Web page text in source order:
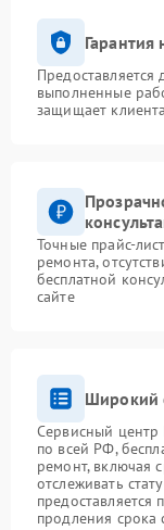
Гарантия
выполненные
защищает
Точные прайс-
ремонта,
бесплатной
сайте
Широкий
Сервисный центр
по всей РФ,
ремонт, включая
отслеживать
предоставляется
продления срока